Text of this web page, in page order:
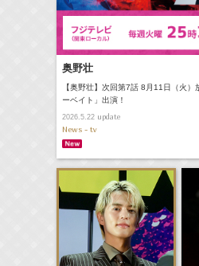
奥野壮
【奥野壮】次回第7話 8月11日（火）
ーベイト」出演！
2026.5.22update
News - tv